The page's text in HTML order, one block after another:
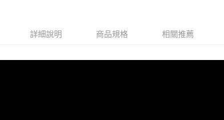
「AFTEE先享後付」，若未經同意申辦者引起之損失，本公司不負相關責
時審查核予不同之上限額度；若仍有額度不足之情形，本公司將視審查結果
詳細說明 商品規格 相關推薦